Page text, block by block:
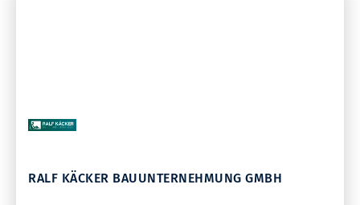
RALF KÄCKER BAUUNTERNEHMUNG GMBH